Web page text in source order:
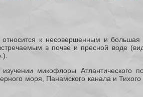
к несовершенным и большая
в почве и пресной воде
микофлоры Атлантического
моря, Панамского канала и Тихого